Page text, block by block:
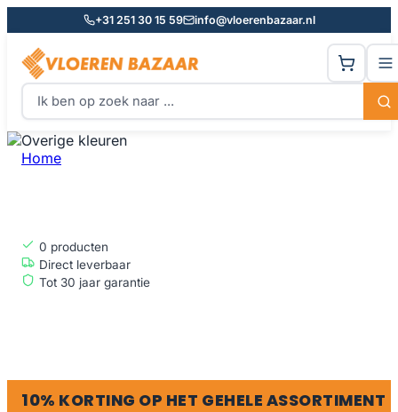
+31 251 30 15 59 info@vloerenbazaar.nl
Home
0 producten
Direct leverbaar
Tot 30 jaar garantie
10% KORTING OP HET GEHELE ASSORTIMENT